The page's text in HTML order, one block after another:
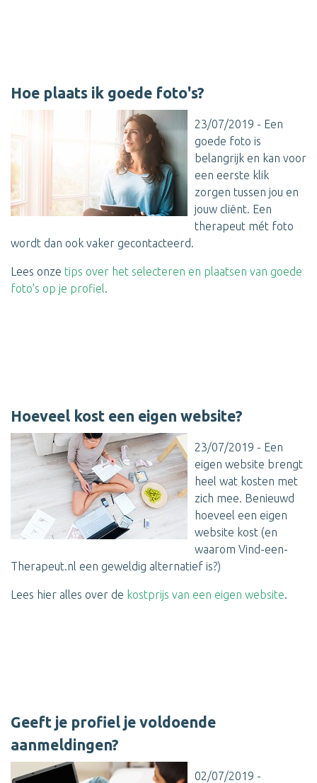
Hoe plaats ik goede foto's?
23/07/2019 - Een
goede foto is
belangrijk en kan voor
een eerste klik
zorgen tussen jou en
jouw cliënt. Een
therapeut mét foto
wordt dan ook vaker gecontacteerd.
Lees onze tips over het selecteren en plaatsen van goede
foto's op je profiel.
Hoeveel kost een eigen website?
23/07/2019 - Een
eigen website brengt
heel wat kosten met
zich mee. Benieuwd
hoeveel een eigen
website kost (en
waarom Vind-een-
Therapeut.nl een geweldig alternatief is?)
Lees hier alles over de kostprijs van een eigen website.
Geeft je profiel je voldoende
aanmeldingen?
02/07/2019 -